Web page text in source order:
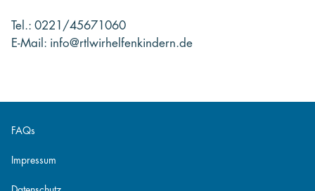
Tel.: 0221/45671060
E-Mail: info@rtlwirhelfenkindern.de
FAQs
Impressum